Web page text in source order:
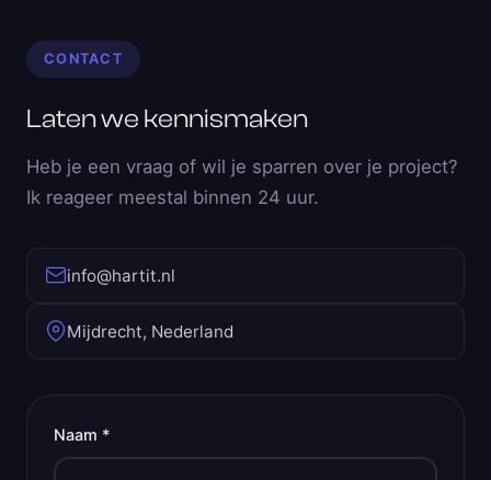
CONTACT
Laten we kennismaken
Heb je een vraag of wil je sparren over je project?
Ik reageer meestal binnen 24 uur.
info@hartit.nl
Mijdrecht, Nederland
Naam *